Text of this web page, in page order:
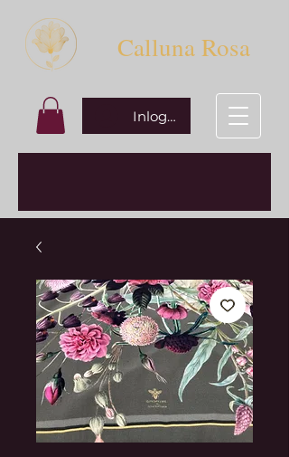
Inloggen
Calluna Rosa